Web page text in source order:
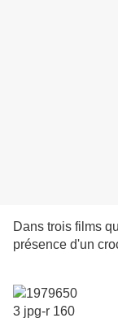
Dans trois films
présence d'un